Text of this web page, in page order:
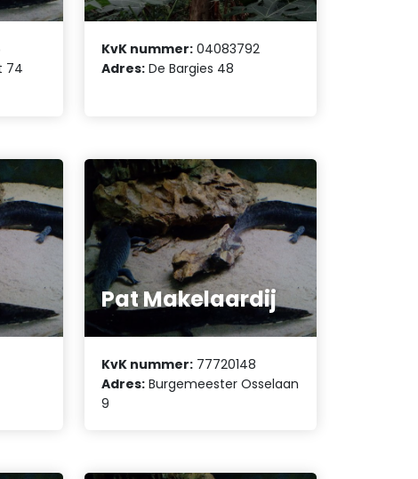
74
KvK nummer: 04083792
Adres: De Bargies 48
Pat Makelaardij
KvK nummer: 77720148
Adres: Burgemeester Osselaan
9